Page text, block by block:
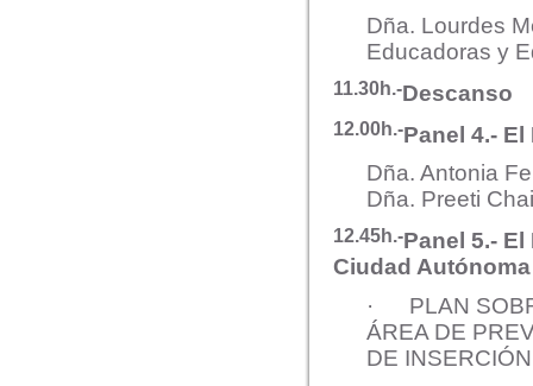
Dña. Lourdes
Educadoras y
11.30h.-Descanso
12.00h.-Panel 4.-
Dña. Antonia
Dña. Preeti
12.45h.-Panel 5.-
Ciudad
· PLAN
ÁREA DE
DE